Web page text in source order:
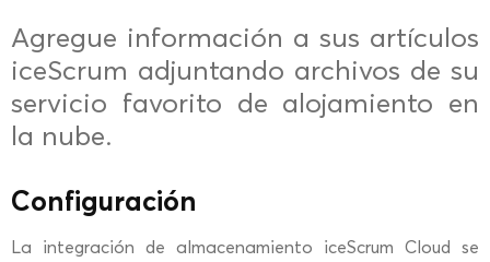
Agregue información a sus artículos
iceScrum adjuntando archivos de su
servicio favorito de alojamiento en
la nube.
Configuración
La integración de almacenamiento iceScrum Cloud se